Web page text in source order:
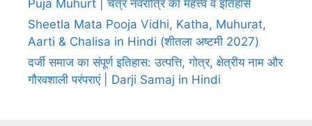
Puja Muhurt | चैत्र नवरात्रि का महत्त्व व इतिहास
Sheetla Mata Pooja Vidhi, Katha, Muhurat,
Aarti & Chalisa in Hindi (शीतला अष्टमी 2027)
दर्जी समाज का संपूर्ण इतिहास: उत्पत्ति, गोत्र, क्षेत्रीय नाम और
गौरवशाली परंपराएं | Darji Samaj in Hindi